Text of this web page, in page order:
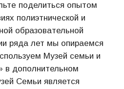
поделиться опытом
полиэтнической и
образовательной
ряда лет мы опираемся
Музей семьи и
в дополнительном
Семьи является